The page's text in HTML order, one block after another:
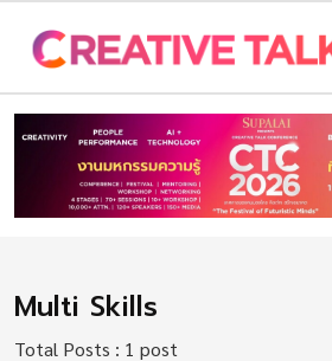
Multi Skills
Total Posts : 1 post